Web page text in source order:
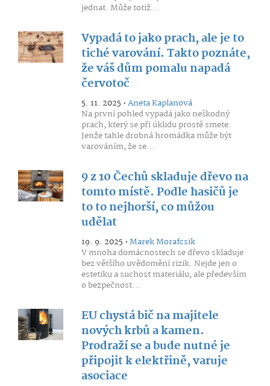
jednat. Může totiž...
Vypadá to jako prach, ale je to
tiché varování. Takto poznáte,
že váš dům pomalu napadá
červotoč
5. 11. 2025 •Aneta Kaplanová
Na první pohled vypadá jako neškodný
prach, který se při úklidu prostě smete.
Jenže tahle drobná hromádka může být
varováním, že se...
9 z 10 Čechů skladuje dřevo na
tomto místě. Podle hasičů je
to to nejhorší, co můžou
udělat
19. 9. 2025 •Marek Morafcsik
V mnoha domácnostech se dřevo skladuje
bez většího uvědomění rizik. Nejde jen o
estetiku a suchost materiálu, ale především
o bezpečnost...
EU chystá bič na majitele
nových krbů a kamen.
Prodraží se a bude nutné je
připojit k elektřině, varuje
asociace